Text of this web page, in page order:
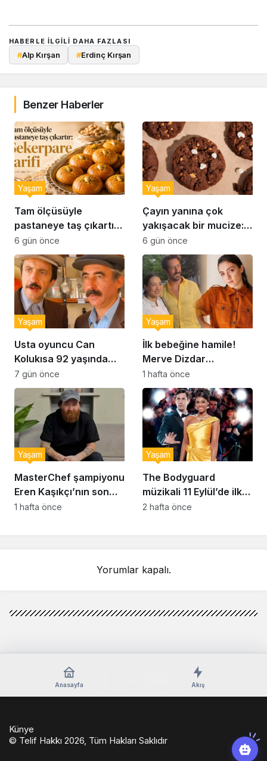
HABERLE ILGILI DAHA FAZLASI
#Alp Kırşan #Erdinç Kırşan
Benzer Haberler
Tam ölçüsüyle
pastaneye taş çıkartır:
Şekerpare tarifi
Yaşam
6 gün önce
Çayın yanına çok
yakışacak bir mucize:
Brownie tadında ıslak
kurabiye tarifi…
Yaşam
6 gün önce
Usta oyuncu Can
Kolukısa 92 yaşında
hayatını kaybetti
Yaşam
7 gün önce
İlk bebeğine hamile!
Merve Dizdar
sessizliğini bozdu: ‘İsim
bulmak çok zor’
Yaşam
1 hafta önce
MasterChef şampiyonu
Eren Kaşıkçı’nın son
anlarındaki kahreden
Yaşam
1 hafta önce
The Bodyguard
müzikali 11 Eylül’de ilk
kez Türkiye’de
Yaşam
2 hafta önce
Yorumlar kapalı.
Anasayfa Akış
Künye
© Telif Hakkı 2026, Tüm Hakları Saklıdır